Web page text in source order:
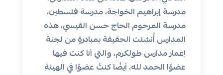
مدرسة إبراهيم الخواجة، مدرسة فلسطين،
مدرسة المرحوم الحاج حسن القيسي، هذه
المدارس أُنشئت الحقيقة بمبادرةٍ من لجنة
إعمار مدارس طولكرم، والتي أنا كنت فيها
عضوًا الحمد لله، أيضًا كنتُ عضوًا في الهيئةِ